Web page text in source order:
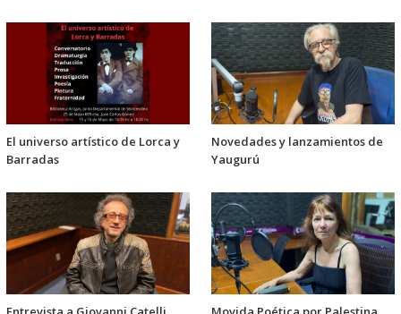
El universo artístico de Lorca y
Barradas
Novedades y lanzamientos de
Yaugurú